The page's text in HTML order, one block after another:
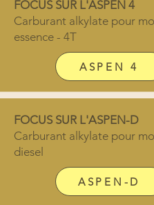
FOCUS SUR L'ASPEN 4
Carburant alkylate pour
essence - 4T
ASPEN 4
FOCUS SUR L'ASPEN-D
Carburant alkylate pour
diesel
ASPEN-D